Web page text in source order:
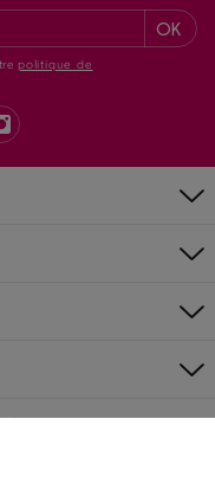
OK
politique de